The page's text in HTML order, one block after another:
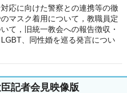
応に向けた警察との連携等の徹
マスク着用について，教職員定
て，旧統一教会への報告徴収・
、同性婚を巡る発言につい
記者会見映像版